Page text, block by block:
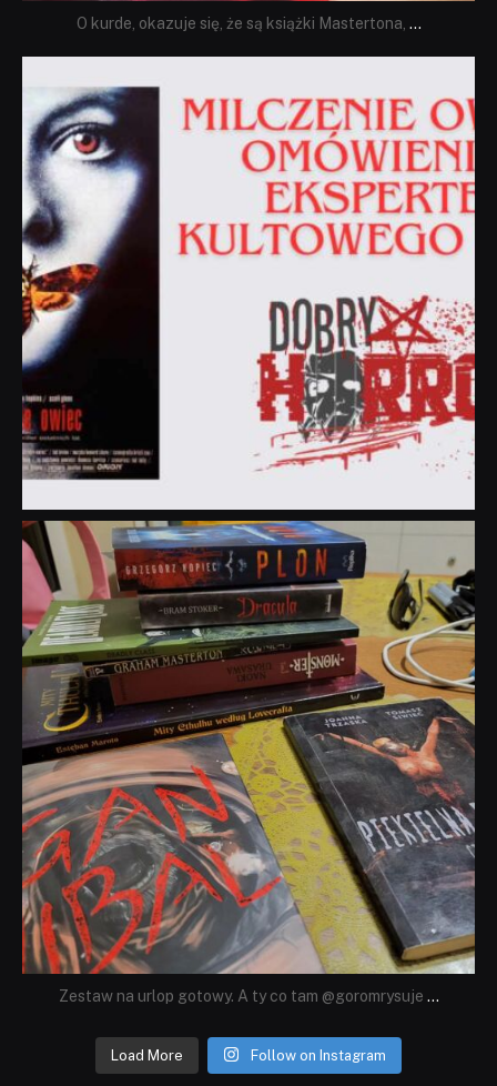
O kurde, okazuje się, że są książki Mastertona, ...
dobryhorror
Lip 31
Zestaw na urlop gotowy. A ty co tam @goromrysuje ...
Load More Follow on Instagram